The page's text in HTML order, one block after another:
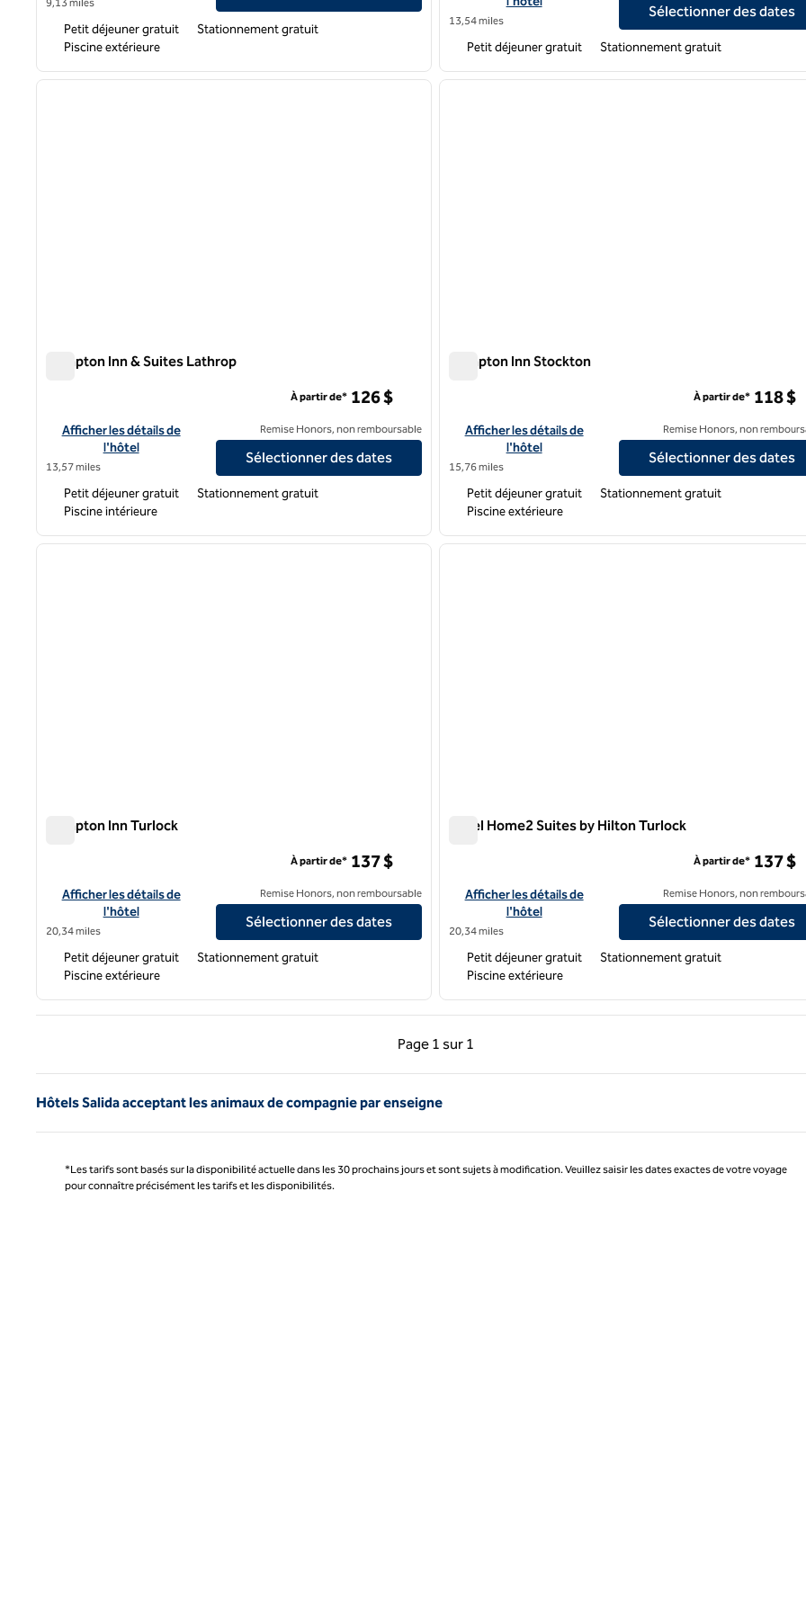
9,13 miles
Petit déjeuner gratuit
Stationnement gratuit
Piscine extérieure
13,54 miles
Sélectionner des dates
Petit déjeuner gratuit Stationnement gratuit
1 sur 12
image suivante
Hampton Inn & Suites Lathrop
Afficher les détails de l'hôtel Hampton Inn & Suites Lathrop
Afficher les détails de
l'hôtel
13,57 miles
À partir de* 126 $
Remise Honors, non remboursable
Sélectionner des dates
Petit déjeuner gratuit
Stationnement gratuit
Piscine intérieure
1 sur 12
Hampton Inn Stockton
Afficher les détails de l'hôtel Hampton Inn Stockton
Afficher les détails de
l'hôtel
15,76 miles
À partir de* 118 $
Remise Honors, non
Sélectionner des dates
Petit déjeuner gratuit
Stationnement gratuit
Piscine extérieure
1 sur 12
image suivante
Hampton Inn Turlock
Afficher les détails de l'hôtel Hampton Inn Turlock
Afficher les détails de
l'hôtel
20,34 miles
À partir de* 137 $
Remise Honors, non remboursable
Sélectionner des dates
Petit déjeuner gratuit
Stationnement gratuit
Piscine extérieure
1 sur 12
Hôtel Home2 Suites by Hilton Turlock
Afficher les détails de l'hôtel Home2 Suites by Hilton Turlock
Afficher les détails de
l'hôtel
20,34 miles
À partir de* 137 $
Remise Honors, non
Sélectionner des dates
Petit déjeuner gratuit
Stationnement gratuit
Piscine extérieure
Page 1 sur 1
Page précédente, 1 sur 1
Page 1 sur 1
Hôtels Salida acceptant les animaux de compagnie par enseigne
*Les tarifs sont basés sur la disponibilité actuelle dans les 30 prochains jours et sont sujets à modification. Veuillez saisir les dates exactes de votre voyage
pour connaître précisément les tarifs et les disponibilités.